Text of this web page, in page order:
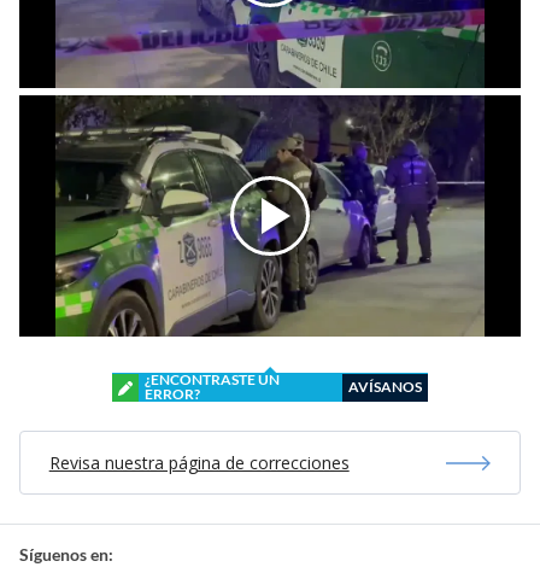
¿ENCONTRASTE UN
ERROR?
AVÍSANOS
Revisa nuestra página de correcciones
Síguenos en: